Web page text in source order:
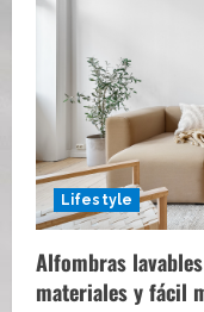
Lifestyle
Alfombras
materiales y fácil